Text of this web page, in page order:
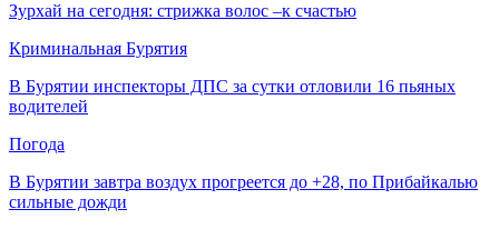
Зурхай на сегодня: стрижка волос –к счастью
Криминальная Бурятия
В Бурятии инспекторы ДПС за сутки отловили 16 пьяных
водителей
Погода
В Бурятии завтра воздух прогреется до +28, по Прибайкалью
сильные дожди